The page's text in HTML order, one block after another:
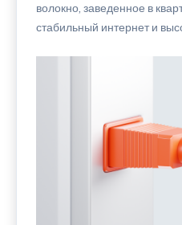
волокно, заведенное в
стабильный интернет и